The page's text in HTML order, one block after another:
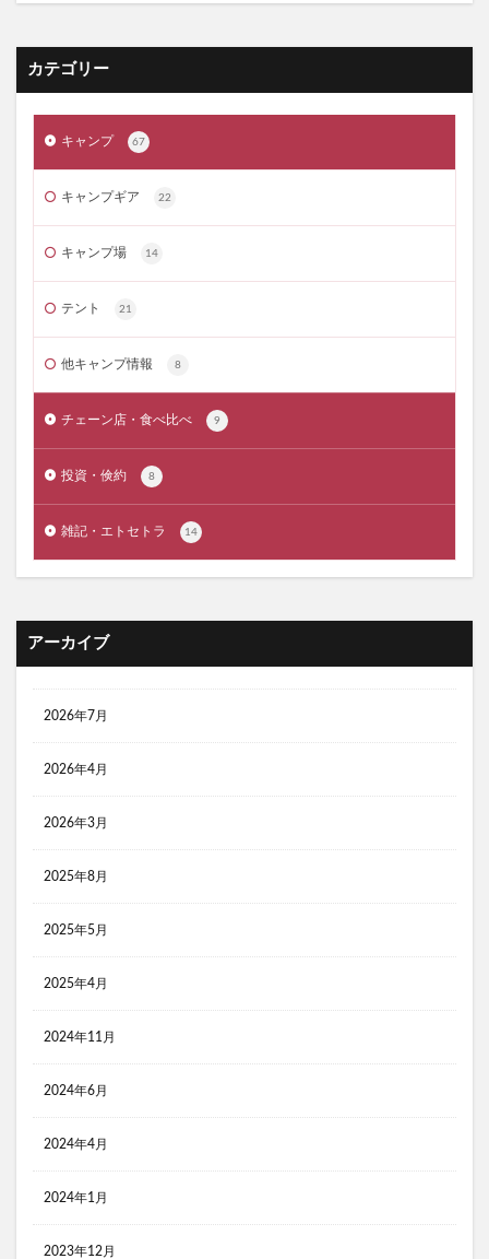
カテゴリー
キャンプ 67
キャンプギア 22
キャンプ場 14
テント 21
他キャンプ情報 8
チェーン店・食べ比べ 9
投資・倹約 8
雑記・エトセトラ 14
アーカイブ
2026年7月
2026年4月
2026年3月
2025年8月
2025年5月
2025年4月
2024年11月
2024年6月
2024年4月
2024年1月
2023年12月